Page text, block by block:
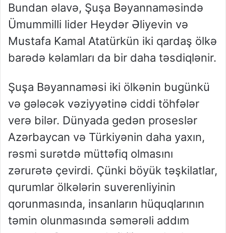
Bundan əlavə, Şuşa Bəyannaməsində
Ümummilli lider Heydər Əliyevin və
Mustafa Kamal Atatürkün iki qardaş ölkə
barədə kəlamları da bir daha təsdiqlənir.
Şuşa Bəyannaməsi iki ölkənin bugünkü
və gələcək vəziyyətinə ciddi töhfələr
verə bilər. Dünyada gedən proseslər
Azərbaycan və Türkiyənin daha yaxın,
rəsmi surətdə müttəfiq olmasını
zərurətə çevirdi. Çünki böyük təşkilatlar,
qurumlar ölkələrin suverenliyinin
qorunmasında, insanların hüquqlarının
təmin olunmasında səmərəli addım